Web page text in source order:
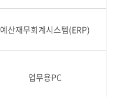
예산재무회계시스템(ERP)
업무용PC